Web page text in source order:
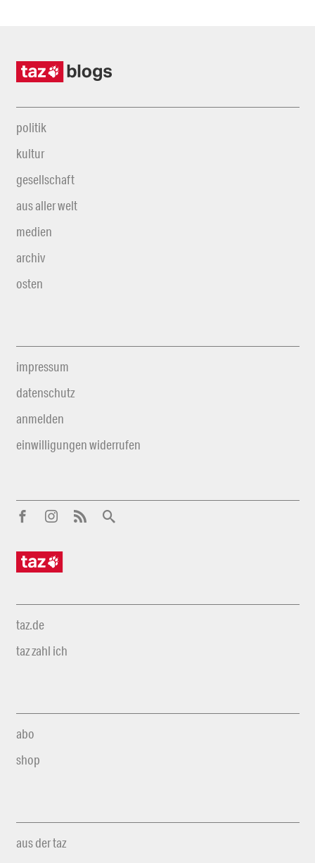
politik
kultur
gesellschaft
aus aller welt
medien
archiv
osten
impressum
datenschutz
anmelden
einwilligungen widerrufen
taz.de
taz zahl ich
abo
shop
aus der taz